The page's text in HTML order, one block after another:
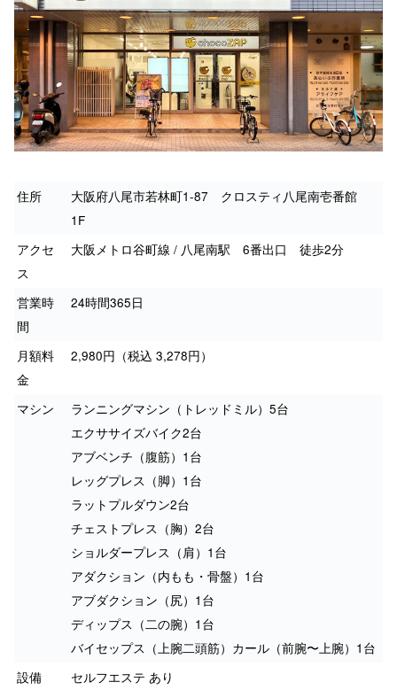
住所
大阪府八尾市若林町1-87 クロスティ八尾南壱番館
1F
アクセ
ス
大阪メトロ谷町線 / 八尾南駅 6番出口 徒歩2分
営業時
間
24時間365日
月額料
金
2,980円（税込 3,278円）
マシン
ランニングマシン（トレッドミル）5台
エクササイズバイク2台
アブベンチ（腹筋）1台
レッグプレス（脚）1台
ラットプルダウン2台
チェストプレス（胸）2台
ショルダープレス（肩）1台
アダクション（内もも・骨盤）1台
アブダクション（尻）1台
ディップス（二の腕）1台
バイセップス（上腕二頭筋）カール（前腕〜上腕）1台
設備
セルフエステ あり